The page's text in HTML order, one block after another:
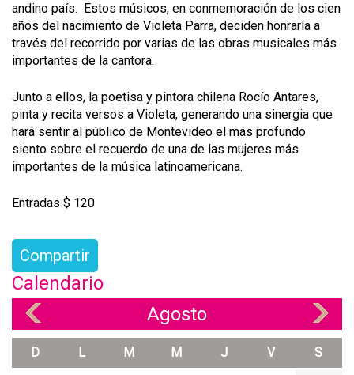
andino país. Estos músicos, en conmemoración de los cien
años del nacimiento de Violeta Parra, deciden honrarla a
través del recorrido por varias de las obras musicales más
importantes de la cantora.
Junto a ellos, la poetisa y pintora chilena Rocío Antares,
pinta y recita versos a Violeta, generando una sinergia que
hará sentir al público de Montevideo el más profundo
siento sobre el recuerdo de una de las mujeres más
importantes de la música latinoamericana.
Entradas $ 120
Compartir
Calendario
Agosto
D L M M J V S